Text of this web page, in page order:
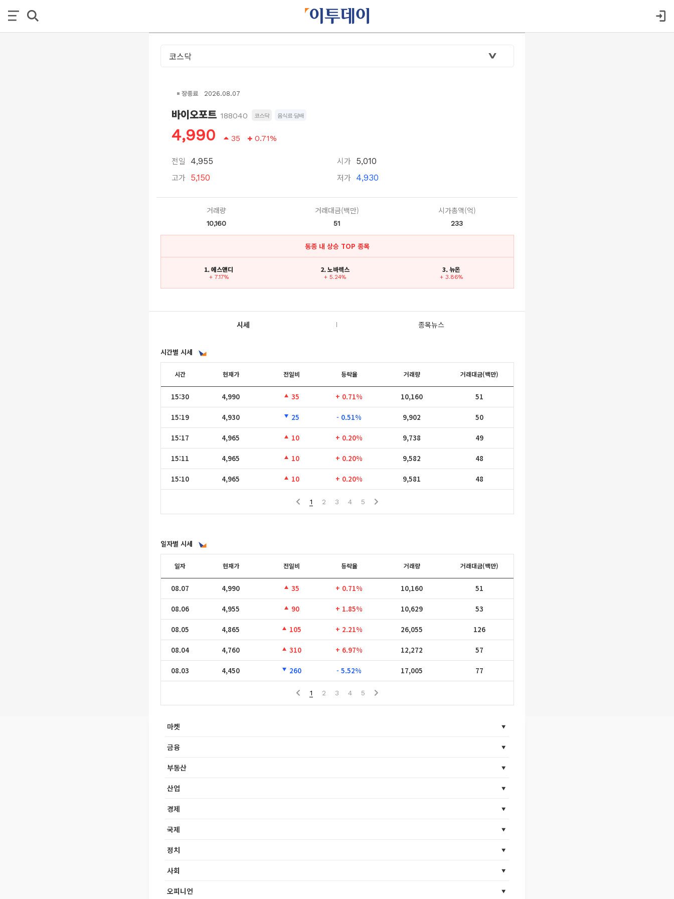
장종료 2026.08.07
바이오포트 188040 코스닥 음식료·담배
4,990 35 0.71%
전일 4,955
고가 5,150
시가 5,010
저가 4,930
거래량
10,160
거래대금(백만)
51
시가총액(억)
233
동종 내 상승 TOP 종목
1. 에스앤디
+ 7.17%
2. 노바렉스
+ 5.24%
3. 뉴온
+ 3.86%
시세 종목뉴스
시간별 시세
시간 현재가 전일비 등락율 거래량 거래대금(백만)
15:30 4,990 35 + 0.71% 10,160 51
15:19 4,930 25 - 0.51% 9,902 50
15:17 4,965 10 + 0.20% 9,738 49
15:11 4,965 10 + 0.20% 9,582 48
15:10 4,965 10 + 0.20% 9,581 48
1 2 3 4 5
일자별 시세
일자 현재가 전일비 등락율 거래량 거래대금(백만)
08.07 4,990 35 + 0.71% 10,160 51
08.06 4,955 90 + 1.85% 10,629 53
08.05 4,865 105 + 2.21% 26,055 126
08.04 4,760 310 + 6.97% 12,272 57
08.03 4,450 260 - 5.52% 17,005 77
1 2 3 4 5
마켓
금융
부동산
산업
경제
국제
정치
사회
오피니언